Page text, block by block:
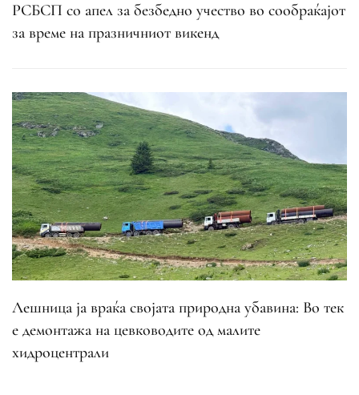
РСБСП со апел за безбедно учество во сообраќајот
за време на празничниот викенд
Лешница ја враќа својата природна убавина: Во тек
е демонтажа на цевководите од малите
хидроцентрали